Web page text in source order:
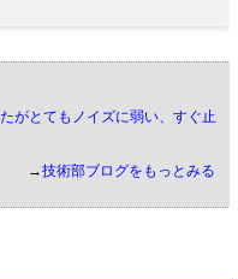
がとてもノイズに弱い、すぐ止
→技術部ブログをもっとみる